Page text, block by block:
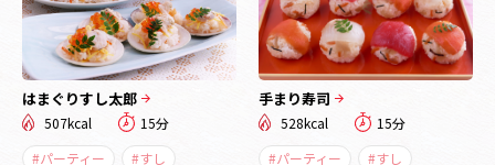
はまぐりすし太郎
507kcal
15分
#パーティー
#すし
手まり寿司
528kcal
15分
#パーティー
#すし